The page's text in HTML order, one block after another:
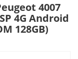
4007
4G Android
128GB)